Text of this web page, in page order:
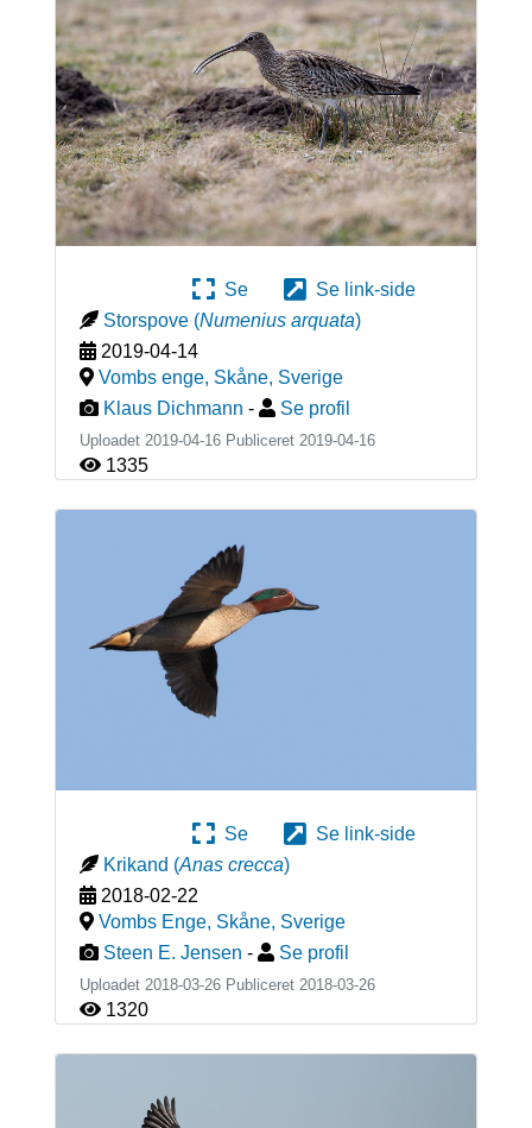
Se
Se link-side
Storspove (Numenius arquata)
2019-04-14
Vombs enge, Skåne, Sverige
Klaus Dichmann - Se profil
Uploadet 2019-04-16 Publiceret 2019-04-16
1335
Se
Se link-side
Krikand (Anas crecca)
2018-02-22
Vombs Enge, Skåne, Sverige
Steen E. Jensen - Se profil
Uploadet 2018-03-26 Publiceret 2018-03-26
1320